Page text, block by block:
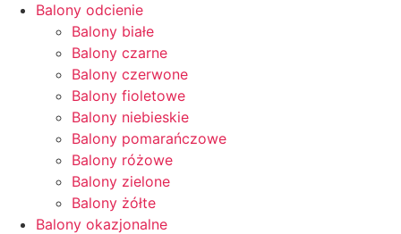
Balony odcienie
Balony białe
Balony czarne
Balony czerwone
Balony fioletowe
Balony niebieskie
Balony pomarańczowe
Balony różowe
Balony zielone
Balony żółte
Balony okazjonalne